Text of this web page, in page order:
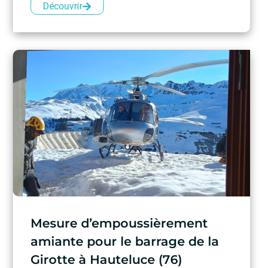
Découvrir
Mesure d’empoussièrement
amiante pour le barrage de la
Girotte à Hauteluce (76)